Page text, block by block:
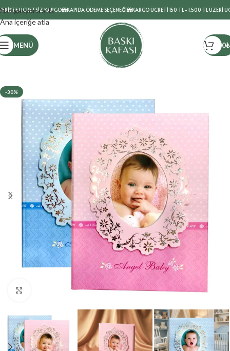
Navigasyona atla
Ana içeriğe atla
ÜCRETSİZ KARGO KAPIDA ÖDEME SEÇENEĞİ KARGO ÜCRETİ 150 TL - 1.500 TL ÜZERİ
MENÜ 0₺
-30%
Büyütmek için tıklayın